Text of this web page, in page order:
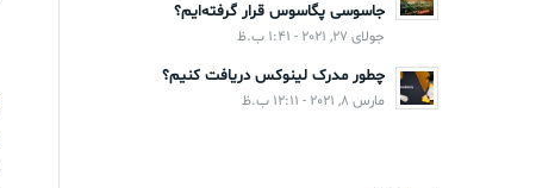
جاسوسی پگاسوس قرار گرفته‌ایم؟
جولای 27, 2021 - 1:41 ب.ظ
چطور مدرک لینوکس دریافت کنیم؟
مارس 8, 2021 - 12:11 ب.ظ